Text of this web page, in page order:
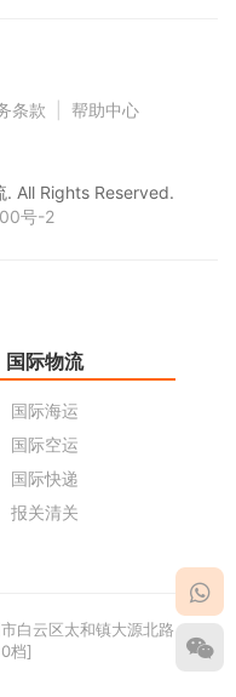
条款 帮助中心
All Rights Reserved.
号-2
国际物流
国际海运
国际空运
国际快递
报关清关
白云区太和镇大源北路
档]